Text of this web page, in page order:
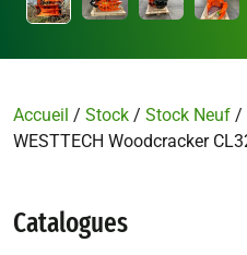
Accueil / Stock / Stock Neuf /
WESTTECH Woodcracker
Catalogues